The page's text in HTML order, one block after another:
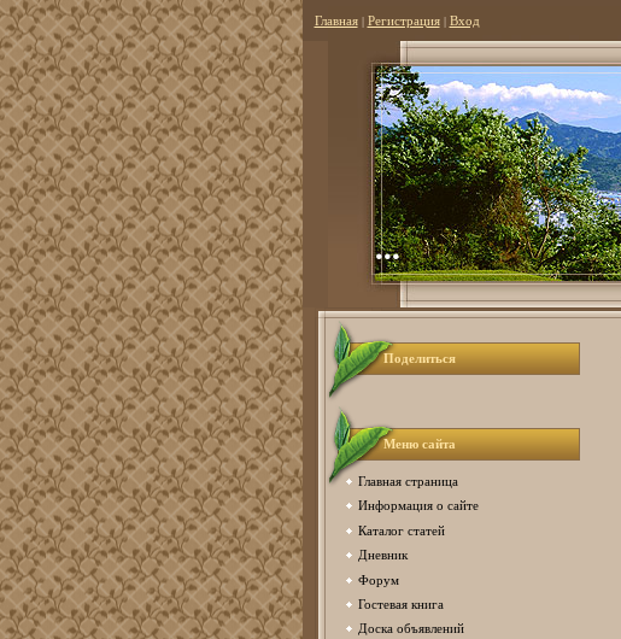
Главная| Регистрация| Вход
...
Поделиться
Меню сайта
Главная страница
Информация о сайте
Каталог статей
Дневник
Форум
Гостевая книга
Доска объявлений